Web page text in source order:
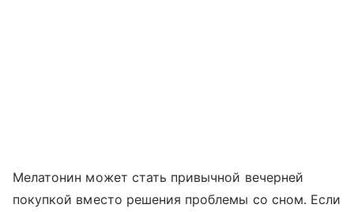
Мелатонин может стать привычной вечерней
покупкой вместо решения проблемы со сном. Если